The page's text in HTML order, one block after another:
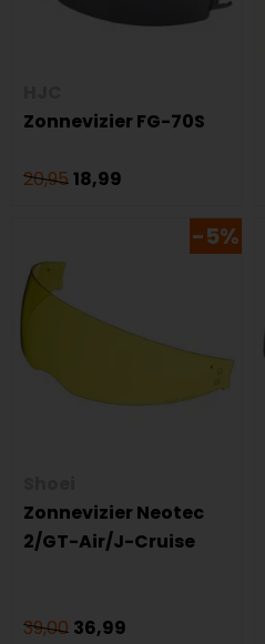
Zonnevizier FG-70S
20,9518,99
-5%
Zonnevizier Neotec
2/GT-Air/J-Cruise
39,00 36,99